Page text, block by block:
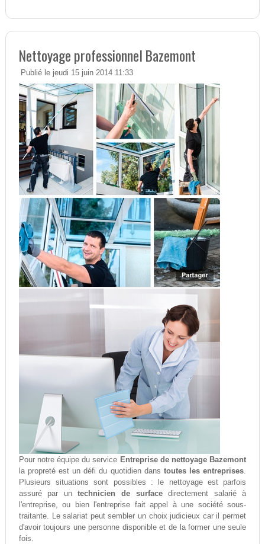
Nettoyage professionnel Bazemont
Publié le jeudi 15 juin 2014 11:33
Pour notre équipe du service Entreprise de nettoyage Bazemont
la propreté est un défi du quotidien dans toutes les entreprises.
Plusieurs situations sont possibles : le nettoyage est parfois
assuré par untechnicien de surfacedirectement salarié à
l'entreprise, ou bien l'entreprise fait appel à une société sous-
traitante. Le salariat peut sembler un choix judicieux car il permet
d'avoir toujours une personne disponible et de la former une seule
fois.